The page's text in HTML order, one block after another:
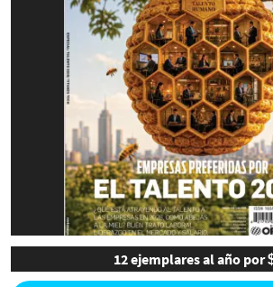
12 ejemplares al año por